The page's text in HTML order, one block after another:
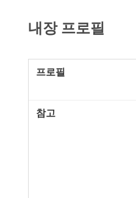
내장 프로필